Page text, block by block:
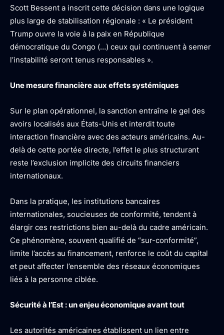
Scott Bessent a inscrit cette décision dans une logique
plus large de stabilisation régionale : « Le président
Trump ouvre la voie à la paix en République
démocratique du Congo (…) ceux qui continuent à semer
l’instabilité seront tenus responsables ».
Une mesure financière aux effets systémiques
Sur le plan opérationnel, la sanction entraîne le gel des
avoirs localisés aux États-Unis et interdit toute
interaction financière avec des acteurs américains. Au-
delà de cette portée directe, l’effet le plus structurant
reste l’exclusion implicite des circuits financiers
internationaux.
Dans la pratique, les institutions bancaires
internationales, soucieuses de conformité, tendent à
élargir ces restrictions bien au-delà du cadre américain.
Ce phénomène, souvent qualifié de “sur-conformité”,
limite l’accès au financement, renforce le coût du capital
et peut affecter l’ensemble des réseaux économiques
liés à la personne ciblée.
Sécurité à l’Est : un enjeu économique avant tout
Les autorités américaines établissent un lien entre